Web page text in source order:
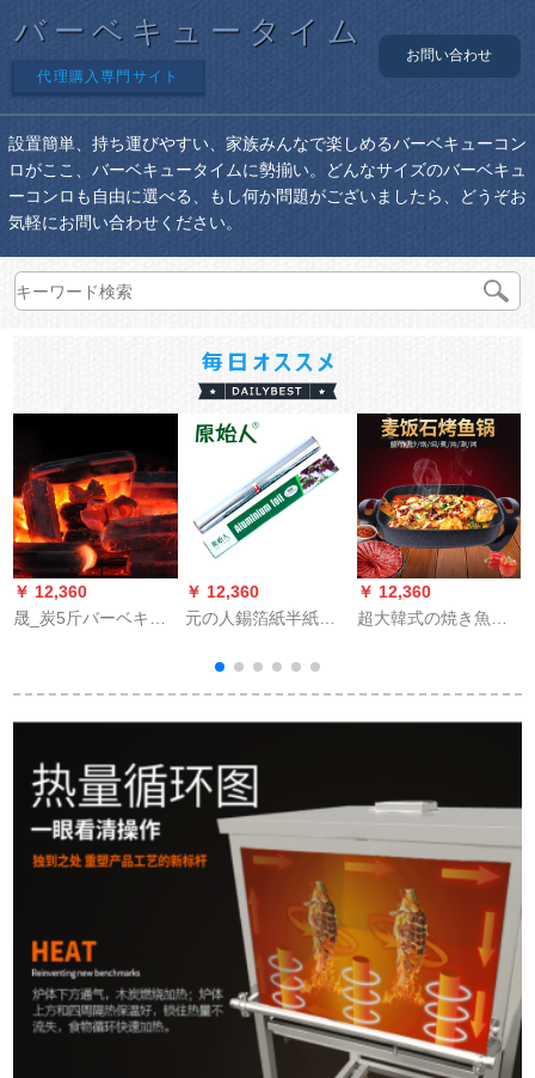
バーベキュータイム
代理購入専門サイト
お問い合わせ
設置簡単、持ち運びやすい、家族みんなで楽しめるバーベキューコン
ロがここ、バーベキュータイムに勢揃い。どんなサイズのバーベキュ
ーコンロも自由に選べる、もし何か問題がございましたら、どうぞお
気軽にお問い合わせください。
￥ 12,360
晟_炭5斤バーベキュ
の短冊状炭素無煙炭
素の屋外バーベキュ
火メカニズム炭
￥ 12,360
元の人錫箔紙半紙焼
き炉工具15 M包装錫
紙
￥ 12,360
超大韓式の焼き魚の
の麦飯の石の焼き肉
の鍋の家庭用のビジ
鍋の電気鍋にくっつ
の金を持ちます。